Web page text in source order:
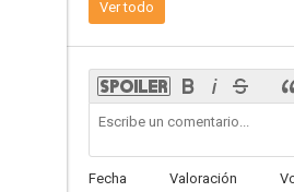
Ver todo
Fecha Valoración